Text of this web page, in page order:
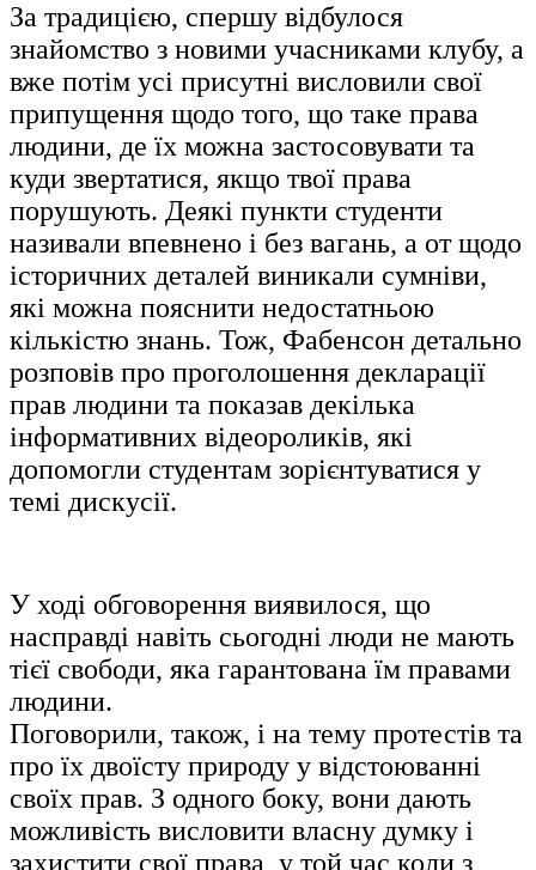
За традицією, спершу відбулося
знайомство з новими учасниками клубу, а
вже потім усі присутні висловили свої
припущення щодо того, що таке права
людини, де їх можна застосовувати та
куди звертатися, якщо твої права
порушують. Деякі пункти студенти
називали впевнено і без вагань, а от щодо
історичних деталей виникали сумніви,
які можна пояснити недостатньою
кількістю знань. Тож, Фабенсон детально
розповів про проголошення декларації
прав людини та показав декілька
інформативних відеороликів, які
допомогли студентам зорієнтуватися у
темі дискусії.
У ході обговорення виявилося, що
насправді навіть сьогодні люди не мають
тієї свободи, яка гарантована їм правами
людини.
Поговорили, також, і на тему протестів та
про їх двоїсту природу у відстоюванні
своїх прав. З одного боку, вони дають
можливість висловити власну думку і
захистити свої права, у той час коли з